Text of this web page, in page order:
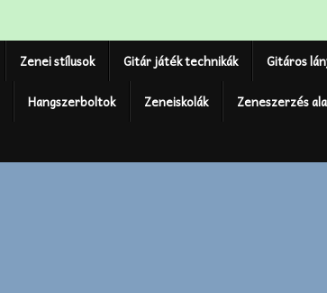
Zenei stílusok Gitár játék technikák Gitáros
Hangszerboltok Zeneiskolák Zeneszerzés